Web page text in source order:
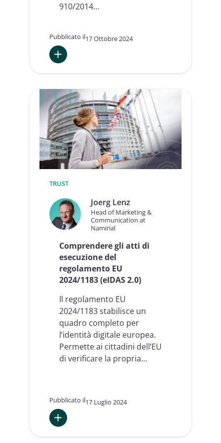
910/2014…
Pubblicato il17 Ottobre 2024
Reality
Opportunità
e
incertezze
per
i
servizi
fiduciari
e
l’identificazione
elettronica
TRUST
Joerg Lenz
Head of Marketing &
Communication at
Namirial
Comprendere gli atti di
esecuzione del
regolamento EU
2024/1183 (eIDAS 2.0)
Il regolamento EU
2024/1183 stabilisce un
quadro completo per
l’identità digitale europea.
Permette ai cittadini dell’EU
di verificare la propria…
Pubblicato il17 Luglio 2024
Comprendere